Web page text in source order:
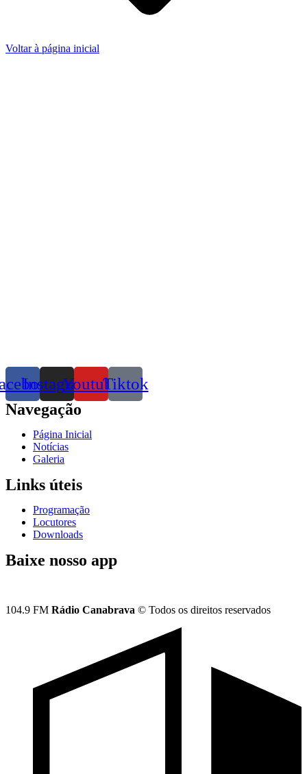
Voltar à página inicial
InstagramYoutubeTiktok
Navegação
Página Inicial
Notícias
Galeria
Links úteis
Programação
Locutores
Downloads
Baixe nosso app
104.9 FM Rádio Canabrava © Todos os direitos reservados